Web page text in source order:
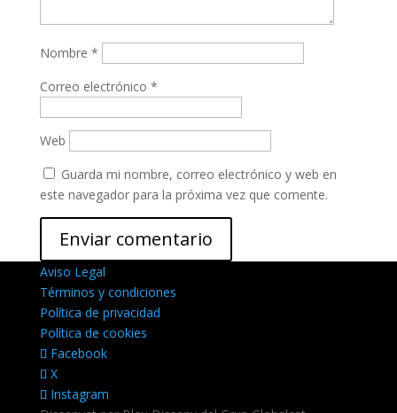
Nombre *
Correo electrónico *
Web
Guarda mi nombre, correo electrónico y web en
este navegador para la próxima vez que comente.
Aviso Legal
Términos y condiciones
Política de privacidad
Política de cookies
Facebook
X
Instagram